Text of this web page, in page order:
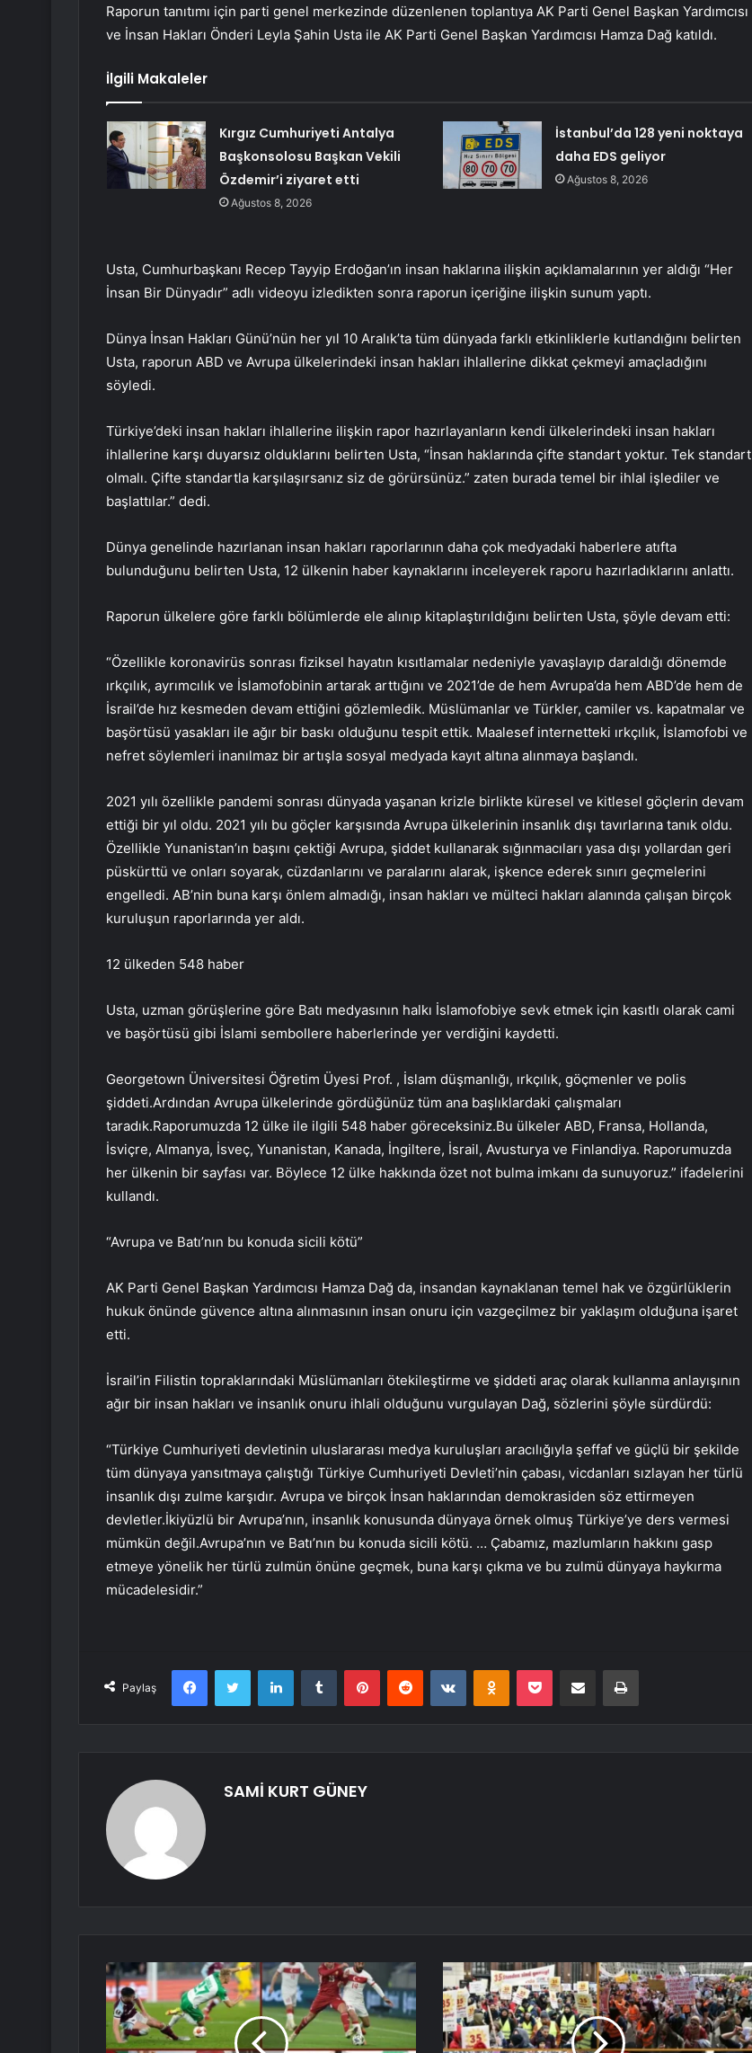
Raporun tanıtımı için parti genel merkezinde düzenlenen toplantıya AK Parti Genel Başkan Yardımcısı
ve İnsan Hakları Önderi Leyla Şahin Usta ile AK Parti Genel Başkan Yardımcısı Hamza Dağ katıldı.
İlgili Makaleler
Kırgız Cumhuriyeti Antalya
Başkonsolosu Başkan Vekili
Özdemir’i ziyaret etti
Ağustos 8, 2026
İstanbul’da 128 yeni noktaya
daha EDS geliyor
Ağustos 8, 2026
Usta, Cumhurbaşkanı Recep Tayyip Erdoğan’ın insan haklarına ilişkin açıklamalarının yer aldığı “Her
İnsan Bir Dünyadır” adlı videoyu izledikten sonra raporun içeriğine ilişkin sunum yaptı.
Dünya İnsan Hakları Günü’nün her yıl 10 Aralık’ta tüm dünyada farklı etkinliklerle kutlandığını belirten
Usta, raporun ABD ve Avrupa ülkelerindeki insan hakları ihlallerine dikkat çekmeyi amaçladığını
söyledi.
Türkiye’deki insan hakları ihlallerine ilişkin rapor hazırlayanların kendi ülkelerindeki insan hakları
ihlallerine karşı duyarsız olduklarını belirten Usta, “İnsan haklarında çifte standart yoktur. Tek standart
olmalı. Çifte standartla karşılaşırsanız siz de görürsünüz.” zaten burada temel bir ihlal işlediler ve
başlattılar.” dedi.
Dünya genelinde hazırlanan insan hakları raporlarının daha çok medyadaki haberlere atıfta
bulunduğunu belirten Usta, 12 ülkenin haber kaynaklarını inceleyerek raporu hazırladıklarını anlattı.
Raporun ülkelere göre farklı bölümlerde ele alınıp kitaplaştırıldığını belirten Usta, şöyle devam etti:
“Özellikle koronavirüs sonrası fiziksel hayatın kısıtlamalar nedeniyle yavaşlayıp daraldığı dönemde
ırkçılık, ayrımcılık ve İslamofobinin artarak arttığını ve 2021’de de hem Avrupa’da hem ABD’de hem de
İsrail’de hız kesmeden devam ettiğini gözlemledik. Müslümanlar ve Türkler, camiler vs. kapatmalar ve
başörtüsü yasakları ile ağır bir baskı olduğunu tespit ettik. Maalesef internetteki ırkçılık, İslamofobi ve
nefret söylemleri inanılmaz bir artışla sosyal medyada kayıt altına alınmaya başlandı.
2021 yılı özellikle pandemi sonrası dünyada yaşanan krizle birlikte küresel ve kitlesel göçlerin devam
ettiği bir yıl oldu. 2021 yılı bu göçler karşısında Avrupa ülkelerinin insanlık dışı tavırlarına tanık oldu.
Özellikle Yunanistan’ın başını çektiği Avrupa, şiddet kullanarak sığınmacıları yasa dışı yollardan geri
püskürttü ve onları soyarak, cüzdanlarını ve paralarını alarak, işkence ederek sınırı geçmelerini
engelledi. AB’nin buna karşı önlem almadığı, insan hakları ve mülteci hakları alanında çalışan birçok
kuruluşun raporlarında yer aldı.
12 ülkeden 548 haber
Usta, uzman görüşlerine göre Batı medyasının halkı İslamofobiye sevk etmek için kasıtlı olarak cami
ve başörtüsü gibi İslami sembollere haberlerinde yer verdiğini kaydetti.
Georgetown Üniversitesi Öğretim Üyesi Prof. , İslam düşmanlığı, ırkçılık, göçmenler ve polis
şiddeti.Ardından Avrupa ülkelerinde gördüğünüz tüm ana başlıklardaki çalışmaları
taradık.Raporumuzda 12 ülke ile ilgili 548 haber göreceksiniz.Bu ülkeler ABD, Fransa, Hollanda,
İsviçre, Almanya, İsveç, Yunanistan, Kanada, İngiltere, İsrail, Avusturya ve Finlandiya. Raporumuzda
her ülkenin bir sayfası var. Böylece 12 ülke hakkında özet not bulma imkanı da sunuyoruz.” ifadelerini
kullandı.
“Avrupa ve Batı’nın bu konuda sicili kötü”
AK Parti Genel Başkan Yardımcısı Hamza Dağ da, insandan kaynaklanan temel hak ve özgürlüklerin
hukuk önünde güvence altına alınmasının insan onuru için vazgeçilmez bir yaklaşım olduğuna işaret
etti.
İsrail’in Filistin topraklarındaki Müslümanları ötekileştirme ve şiddeti araç olarak kullanma anlayışının
ağır bir insan hakları ve insanlık onuru ihlali olduğunu vurgulayan Dağ, sözlerini şöyle sürdürdü:
“Türkiye Cumhuriyeti devletinin uluslararası medya kuruluşları aracılığıyla şeffaf ve güçlü bir şekilde
tüm dünyaya yansıtmaya çalıştığı Türkiye Cumhuriyeti Devleti’nin çabası, vicdanları sızlayan her türlü
insanlık dışı zulme karşıdır. Avrupa ve birçok İnsan haklarından demokrasiden söz ettirmeyen
devletler.İkiyüzlü bir Avrupa’nın, insanlık konusunda dünyaya örnek olmuş Türkiye’ye ders vermesi
mümkün değil.Avrupa’nın ve Batı’nın bu konuda sicili kötü. … Çabamız, mazlumların hakkını gasp
etmeye yönelik her türlü zulmün önüne geçmek, buna karşı çıkma ve bu zulmü dünyaya haykırma
mücadelesidir.”
Paylaş
FacebookTwitter LinkedInTumblr PinterestReddit VKontakteOdnoklassniki
Pocket E-Posta ile paylaş Yazdır
SAMİ KURT GÜNEY